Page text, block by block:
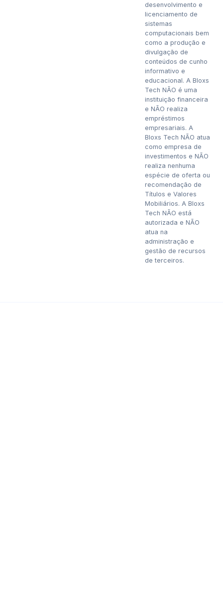
desenvolvimento e
licenciamento de
sistemas
computacionais bem
como a produção e
divulgação de
conteúdos de cunho
informativo e
educacional. A Bloxs
Tech NÃO é uma
instituição financeira
e NÃO realiza
empréstimos
empresariais. A
Bloxs Tech NÃO atua
como empresa de
investimentos e NÃO
realiza nenhuma
espécie de oferta ou
recomendação de
Títulos e Valores
Mobiliários. A Bloxs
Tech NÃO está
autorizada e NÃO
atua na
administração e
gestão de recursos
de terceiros.